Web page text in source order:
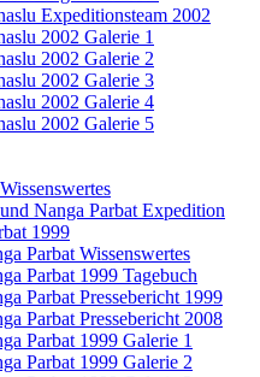
Expeditionsteam 2002
2002 Galerie 1
2002 Galerie 2
2002 Galerie 3
2002 Galerie 4
2002 Galerie 5
Nanga Parbat Expedition
1999
Parbat Wissenswertes
Parbat 1999 Tagebuch
Parbat Pressebericht 1999
Parbat Pressebericht 2008
Parbat 1999 Galerie 1
Parbat 1999 Galerie 2